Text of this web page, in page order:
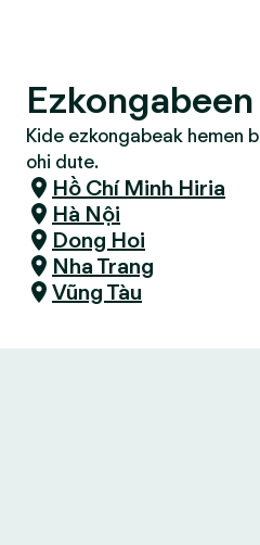
Kide ezkongabeak hemen
ohi dute.
Hồ Chí Minh Hiria
Hà Nội
Dong Hoi
Nha Trang
Vũng Tàu